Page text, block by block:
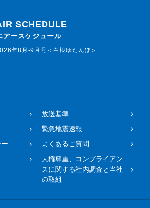
SCHEDULE
アースケジュール
年8月-9月号＜白根ゆたんぽ＞
放送基準
緊急地震速報
よくあるご質問
人権尊重、コンプライアン
スに関する社内調査と当社
の取組